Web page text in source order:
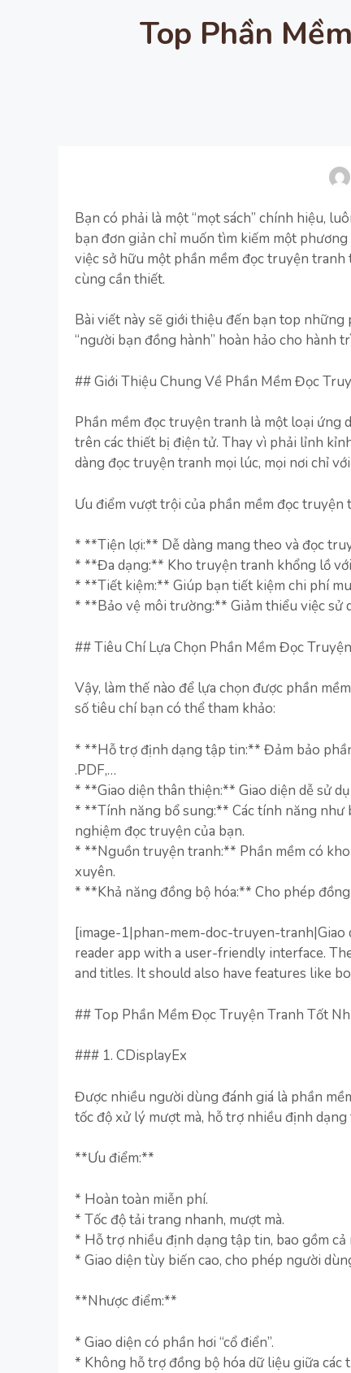
Top Phần
Bạn có phải là một “mọt sách” chính hiệu,
bạn đơn giản chỉ muốn tìm kiếm một
việc sở hữu một phần mềm đọc truyện
cùng cần thiết.
Bài viết này sẽ giới thiệu đến bạn top
“người bạn đồng hành” hoàn hảo cho hành
## Giới Thiệu Chung Về Phần Mềm Đọc
Phần mềm đọc truyện tranh là một loại
trên các thiết bị điện tử. Thay vì phải lỉnh
dàng đọc truyện tranh mọi lúc, mọi nơi chỉ
Ưu điểm vượt trội của phần mềm đọc truyện
* **Tiện lợi:** Dễ dàng mang theo và đọc
* **Đa dạng:** Kho truyện tranh khổng lồ
* **Tiết kiệm:** Giúp bạn tiết kiệm chi phí
* **Bảo vệ môi trường:** Giảm thiểu việc sử
## Tiêu Chí Lựa Chọn Phần Mềm Đọc
Vậy, làm thế nào để lựa chọn được phần
số tiêu chí bạn có thể tham khảo:
* **Hỗ trợ định dạng tập tin:** Đảm bảo
.PDF,…
* **Giao diện thân thiện:** Giao diện dễ sử
* **Tính năng bổ sung:** Các tính năng như
nghiệm đọc truyện của bạn.
* **Nguồn truyện tranh:** Phần mềm có
xuyên.
* **Khả năng đồng bộ hóa:** Cho phép
[image-1|phan-mem-doc-truyen-
reader app with a user-friendly interface.
and titles. It should also have features like
## Top Phần Mềm Đọc Truyện Tranh Tốt
### 1. CDisplayEx
Được nhiều người dùng đánh giá là phần
tốc độ xử lý mượt mà, hỗ trợ nhiều định
**Ưu điểm:**
* Hoàn toàn miễn phí.
* Tốc độ tải trang nhanh, mượt mà.
* Hỗ trợ nhiều định dạng tập tin, bao gồm
* Giao diện tùy biến cao, cho phép người
**Nhược điểm:**
* Giao diện có phần hơi “cổ điển”.
* Không hỗ trợ đồng bộ hóa dữ liệu giữa các